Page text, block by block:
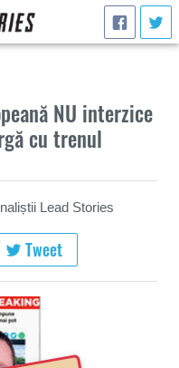
NU interzice
cu trenul
Lead Stories
Tweet